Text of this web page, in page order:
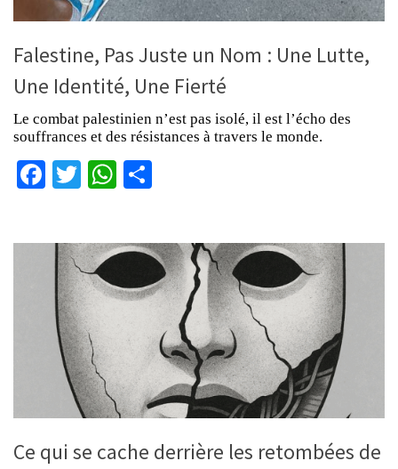
Falestine, Pas Juste un Nom : Une Lutte,
Une Identité, Une Fierté
Le combat palestinien n’est pas isolé, il est l’écho des
souffrances et des résistances à travers le monde.
Facebook
TwitterWhatsApp
Ce qui se cache derrière les retombées de